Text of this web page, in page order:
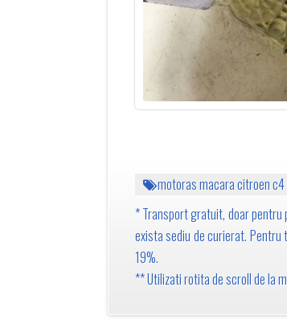
motoras macara citroen c4
* Transport gratuit, doar pentru
exista sediu de curierat.
19%.
** Utilizati rotita de scroll de la